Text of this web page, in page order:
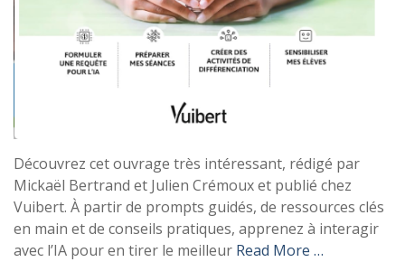
Découvrez cet ouvrage très intéressant, rédigé par
Mickaël Bertrand et Julien Crémoux et publié chez
Vuibert. À partir de prompts guidés, de ressources clés
en main et de conseils pratiques, apprenez à interagir
avec l’IA pour en tirer le meilleur Read More …